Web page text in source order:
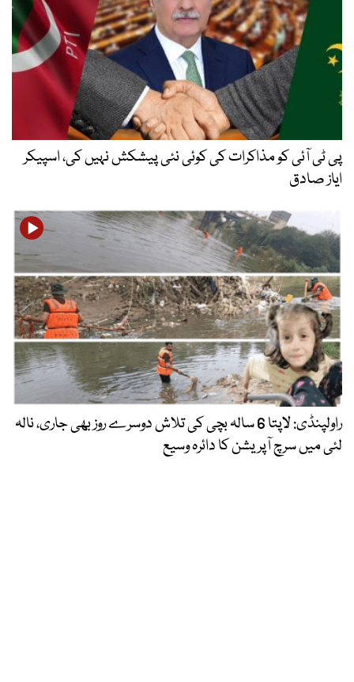
پی ٹی آئی کو مذاکرات کی کوئی نئی پیشکش نہیں کی، اسپیکر
ایاز صادق
راولپنڈی: لاپتا 6 سالہ بچی کی تلاش دوسرے روز بھی جاری، نالہ
لئی میں سرچ آپریشن کا دائرہ وسیع